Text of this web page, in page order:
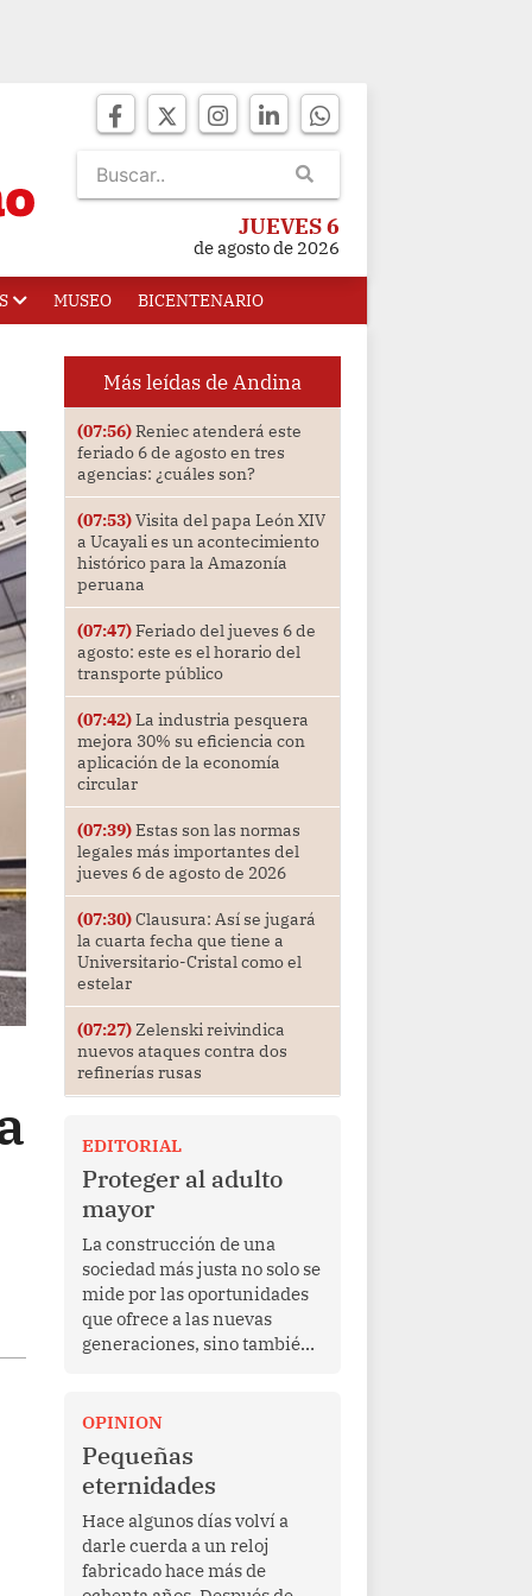
JUEVES 6
de agosto de 2026
MUSEO BICENTENARIO
Más leídas de Andina
(07:56)Reniec atenderá este
feriado 6 de agosto en tres
agencias: ¿cuáles son?
(07:53)Visita del papa León XIV
a Ucayali es un acontecimiento
histórico para la Amazonía
peruana
(07:47)Feriado del jueves 6 de
agosto: este es el horario del
transporte público
(07:42)La industria pesquera
mejora 30% su eficiencia con
aplicación de la economía
circular
(07:39)Estas son las normas
legales más importantes del
jueves 6 de agosto de 2026
(07:30)Clausura: Así se jugará
la cuarta fecha que tiene a
Universitario-Cristal como el
estelar
(07:27)Zelenski reivindica
nuevos ataques contra dos
refinerías rusas
EDITORIAL
Proteger al adulto
mayor
La construcción de una
sociedad más justa no solo se
mide por las oportunidades
que ofrece a las nuevas
generaciones, sino también
de una vida de esfuerzo y
trabajo, afrontan la vejez en
condiciones de
vulnerabilidad. El anuncio
formulado por la presidenta
de la república, Keiko
Fujimori, de incrementar de
OPINION
Pequeñas
eternidades
Hace algunos días volví a
darle cuerda a un reloj
fabricado hace más de